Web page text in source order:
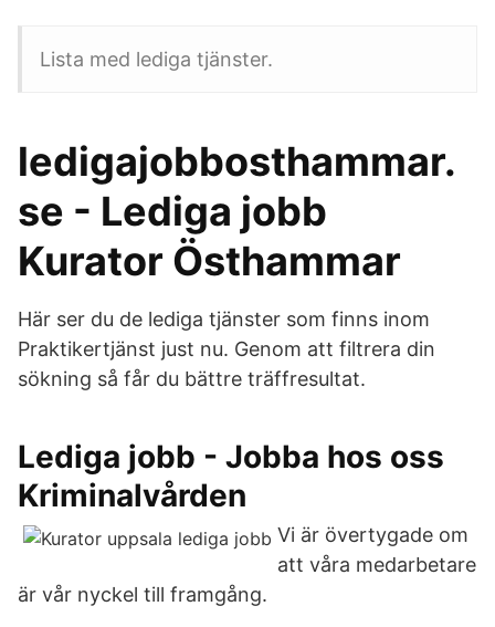
Lista med lediga tjänster.
ledigajobbosthammar.
se - Lediga jobb
Kurator Östhammar
Här ser du de lediga tjänster som finns inom
Praktikertjänst just nu. Genom att filtrera din
sökning så får du bättre träffresultat.
Lediga jobb - Jobba hos oss
Kriminalvården
Vi är övertygade om
att våra medarbetare
är vår nyckel till framgång.